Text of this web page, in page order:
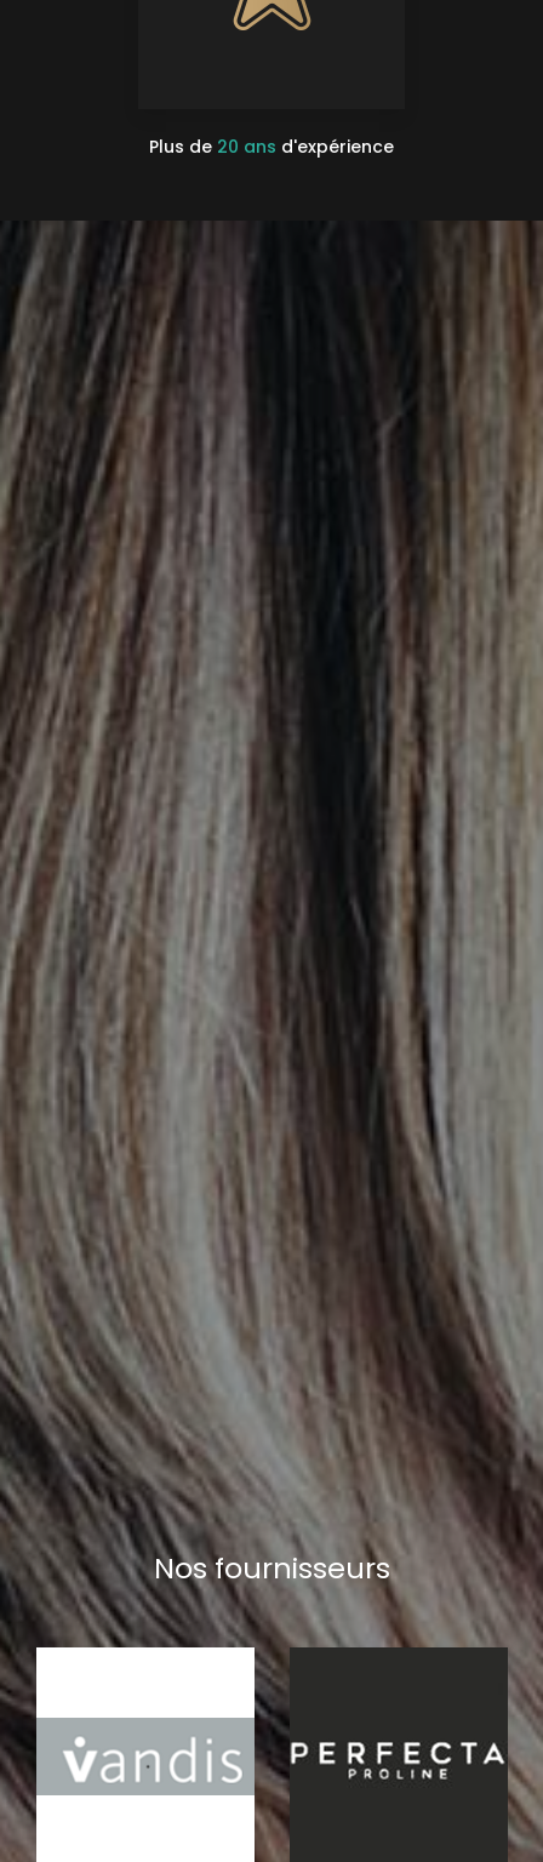
Plus de 20 ans d'expérience
Nos fournisseurs